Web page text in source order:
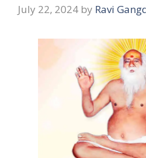
July 22, 2024 by Ravi